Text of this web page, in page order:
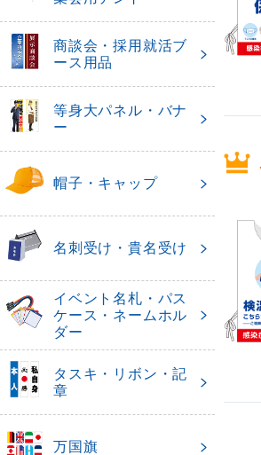
商談会・採用就活ブ
ース用品
等身大パネル・バナ
ー
帽子・キャップ
名刺受け・貴名受け
イベント名札・パス
ケース・ネームホル
ダー
タスキ・リボン・記
章
万国旗